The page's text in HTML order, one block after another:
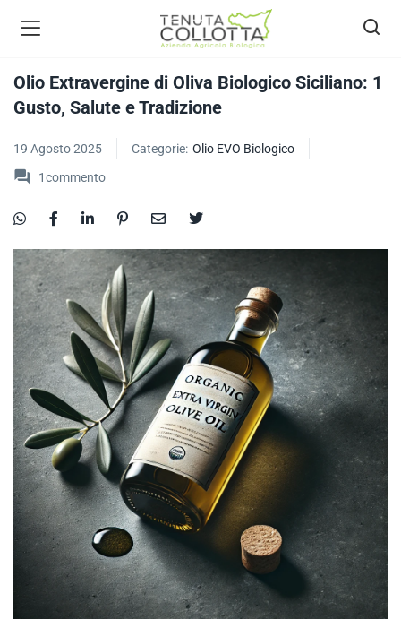
bio )
Olio Extravergine di Oliva Biologico Siciliano: 1
Gusto, Salute e Tradizione
19 Agosto 2025 Categorie: Olio EVO Biologico
1commento